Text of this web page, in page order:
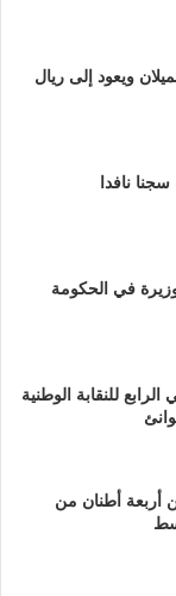
ويعود إلى ريال
سجنا نافدا
في الحكومة
للنقابة الوطنية
أربعة أطنان من